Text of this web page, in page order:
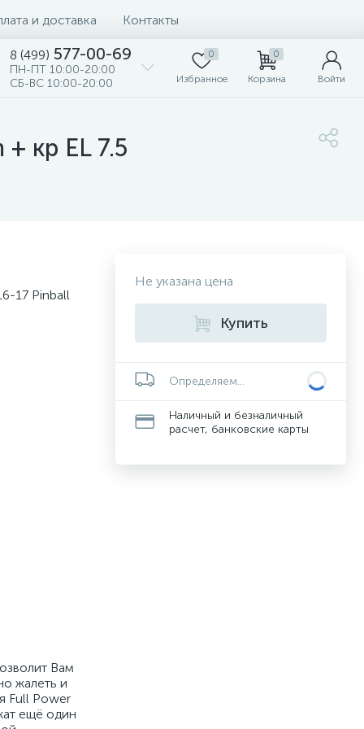
и доставка Контакты
8 (499) 577-00-69
ПН-ПТ 10:00-20:00
СБ-ВС 10:00-20:00
0
Избранное
0
Корзина Войти
кр EL 7.5
17 Pinball
Вам
жалеть и
Full Power
ещё один
Не указана цена
Купить
Определяем...
Наличный и безналичный
расчет, банковские карты